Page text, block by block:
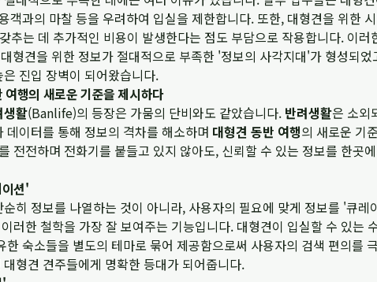
객과의 마찰 등을 우려하여 입실을 제한합니다. 또한, 대형견을 위한
추는 데 추가적인 비용이 발생한다는 점도 부담으로 작용합니다. 이러
형견을 위한 정보가 절대적으로 부족한 '정보의 사각지대'가 형성되었
진입 장벽이 되어왔습니다.
행의 새로운 기준을 제시하다
생활(Banlife)의 등장은 가뭄의 단비와도 같았습니다. 반려생활은 소외
데이터를 통해 정보의 격차를 해소하며 대형견 동반 여행의 새로운 기
전전하며 전화기를 붙들고 있지 않아도, 신뢰할 수 있는 정보를 한곳
션'
히 정보를 나열하는 것이 아니라, 사용자의 필요에 맞게 정보를 '큐레
러한 철학을 가장 잘 보여주는 기능입니다. 대형견이 입실할 수 있는
한 숙소들을 별도의 테마로 묶어 제공함으로써 사용자의 검색 편의를
형견 견주들에게 명확한 등대가 되어줍니다.